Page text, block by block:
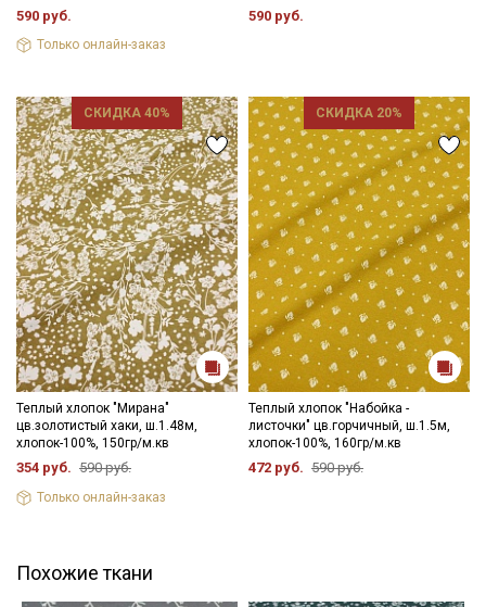
590 руб.
Только онлайн-заказ
590 руб.
СКИДКА 40%
Теплый хлопок "Мирана"
цв.золотистый хаки, ш.1.48м,
хлопок-100%, 150гр/м.кв
354 руб. 590 руб.
Только онлайн-заказ
СКИДКА 20%
Теплый хлопок "Набойка -
листочки" цв.горчичный, ш.1.5м,
хлопок-100%, 160гр/м.кв
472 руб. 590 руб.
Похожие ткани